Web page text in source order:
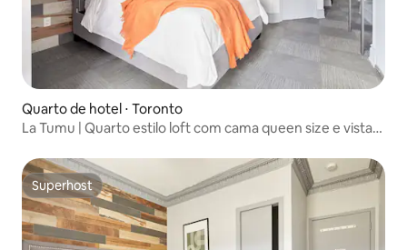
Quarto de hotel ⋅ Toronto
La Tumu | Quarto estilo loft com cama queen size e vista
Superhost
Superhost